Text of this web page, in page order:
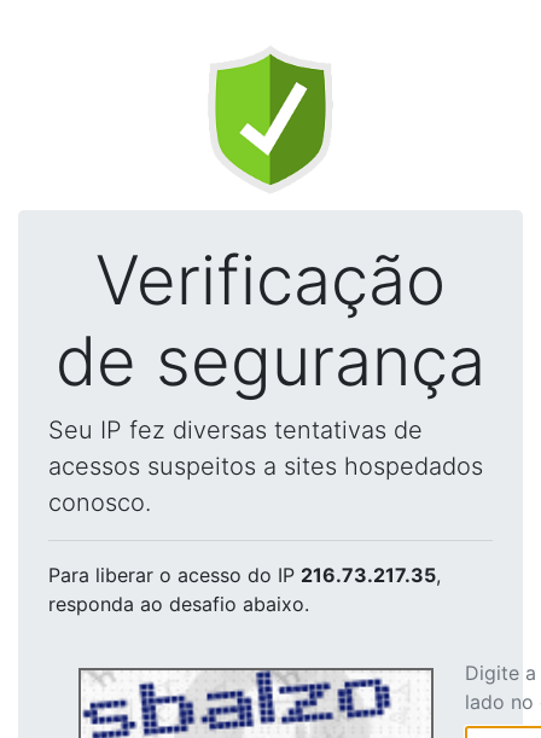
Verificação
de segurança
Seu IP fez diversas tentativas de
acessos suspeitos a sites hospedados
conosco.
Para liberar o acesso do IP 216.73.217.35,
responda ao desafio abaixo.
Digite
lado no